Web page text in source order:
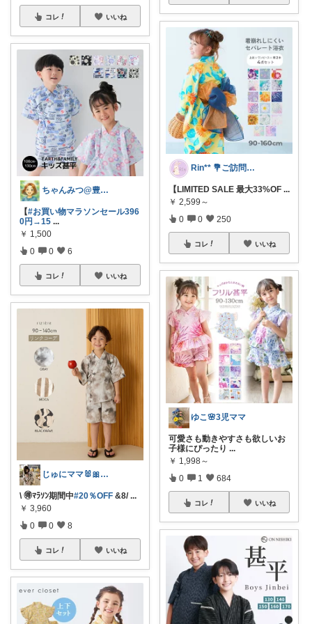
コレ いいね
ちゃんみつ@豊かな日常
【#お買い物マラソンセール396
0円→15 ...
￥ 1,500
0 0 6
コレ いいね
じゅにママ🐰🎀2yboyワーママ
\ 🉐ﾏﾗｿﾝ期間中#20％OFF &8/ ...
￥ 3,960
0 0 8
コレ いいね
Rin** 💐ご訪問感謝です💐
【LIMITED SALE 最大33%OF ...
￥ 2,599～
0 0 250
コレ いいね
ゆこ🌸3児ママ
可愛さも動きやすさも欲しいお
子様にぴったり ...
￥ 1,998～
0 1 684
コレ いいね